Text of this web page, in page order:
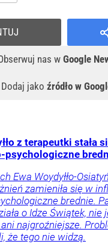
nas w Google
Dodaj jako źródło w
z terapeutki stała
psychologiczne
Ewa Woydyłło-
zamieniła się w
brednie.
o Idze Świątek, nie
najgroźniejsze.
że tego nie widzą.